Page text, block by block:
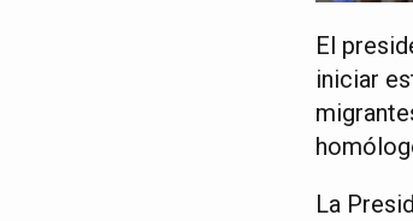
El
iniciar
La